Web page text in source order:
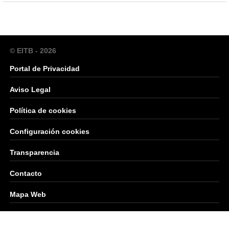
© EITB - 2026
Portal de Privacidad
Aviso Legal
Política de cookies
Configuración cookies
Transparencia
Contacto
Mapa Web